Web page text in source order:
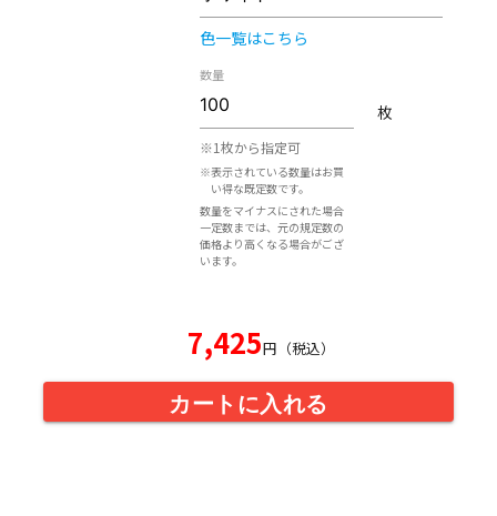
色一覧はこちら
数量
※1枚から指定可
※表示されている数量はお買
い得な既定数です。
数量をマイナスにされた場合
一定数までは、元の規定数の
価格より高くなる場合がござ
います。
枚
7,425円（税込）
カートに入れる